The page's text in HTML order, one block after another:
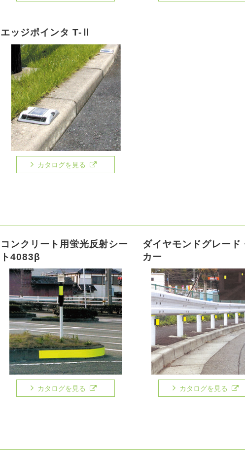
エッジポインタ T-Ⅱ
カタログを見る
コンクリート用蛍光反射シー
ト4083β
カタログを見る
ダイヤモンドグレード
カー
カタログを見る